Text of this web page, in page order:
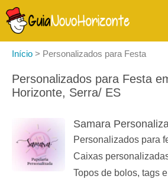
Início > Personalizados para Festa
Personalizados para Festa
Horizonte, Serra/ ES
Samara
Personalizados para
Caixas
Topos de bolos, tags